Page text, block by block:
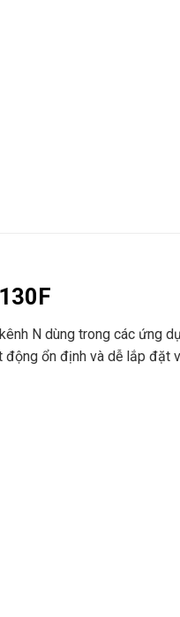
N dùng trong các ứng
ổn định và dễ lắp đặt